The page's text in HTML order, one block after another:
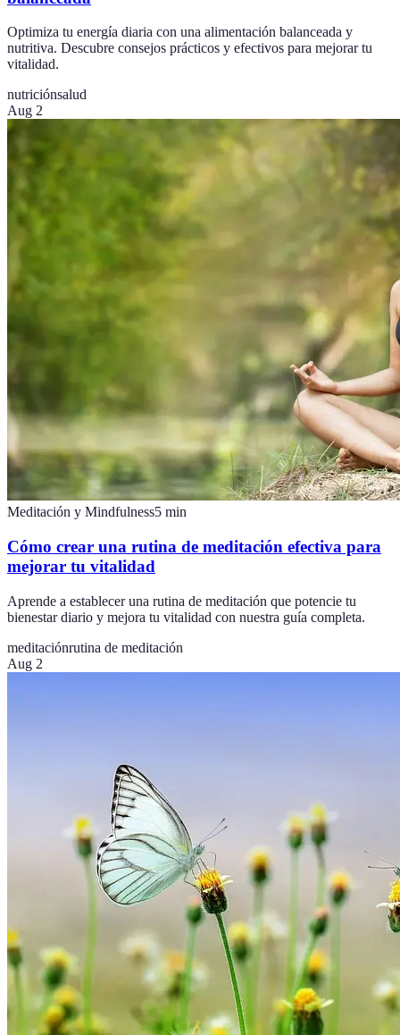
Optimiza tu energía diaria con una alimentación balanceada y
nutritiva. Descubre consejos prácticos y efectivos para mejorar tu
vitalidad.
nutriciónsalud
Aug 2
Meditación y Mindfulness5 min
Cómo crear una rutina de meditación efectiva para
mejorar tu vitalidad
Aprende a establecer una rutina de meditación que potencie tu
bienestar diario y mejora tu vitalidad con nuestra guía completa.
meditaciónrutina de meditación
Aug 2